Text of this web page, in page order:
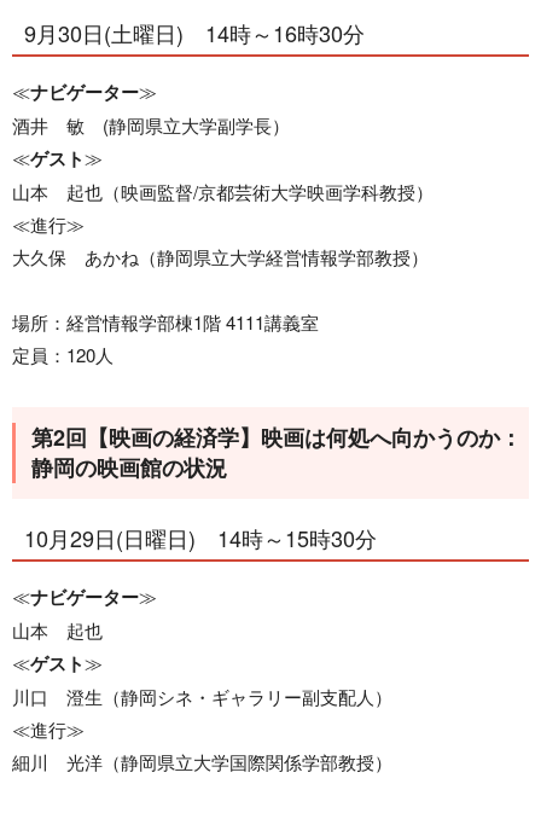
9月30日(土曜日) 14時～16時30分
≪ナビゲーター≫
酒井 敏 (静岡県立大学副学長）
≪ゲスト≫
山本 起也（映画監督/京都芸術大学映画学科教授）
≪進行≫
大久保 あかね（静岡県立大学経営情報学部教授）
場所：経営情報学部棟1階 4111講義室
定員：120人
第2回【映画の経済学】映画は何処へ向かうのか：
静岡の映画館の状況
10月29日(日曜日) 14時～15時30分
≪ナビゲーター≫
山本 起也
≪ゲスト≫
川口 澄生（静岡シネ・ギャラリー副支配人）
≪進行≫
細川 光洋（静岡県立大学国際関係学部教授）